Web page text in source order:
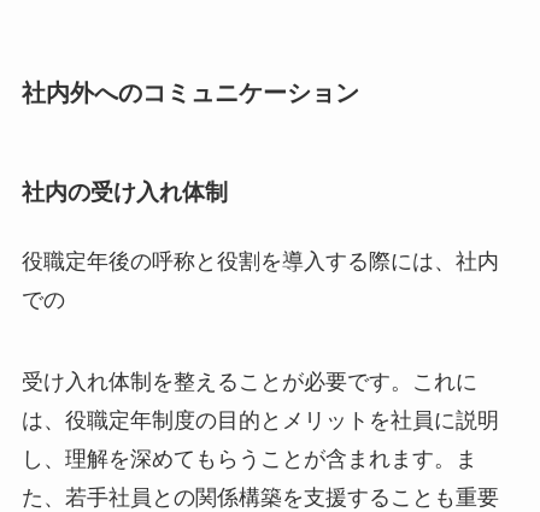
社内外へのコミュニケーション
社内の受け入れ体制
役職定年後の呼称と役割を導入する際には、社内
での
受け入れ体制を整えることが必要です。これに
は、役職定年制度の目的とメリットを社員に説明
し、理解を深めてもらうことが含まれます。ま
た、若手社員との関係構築を支援することも重要